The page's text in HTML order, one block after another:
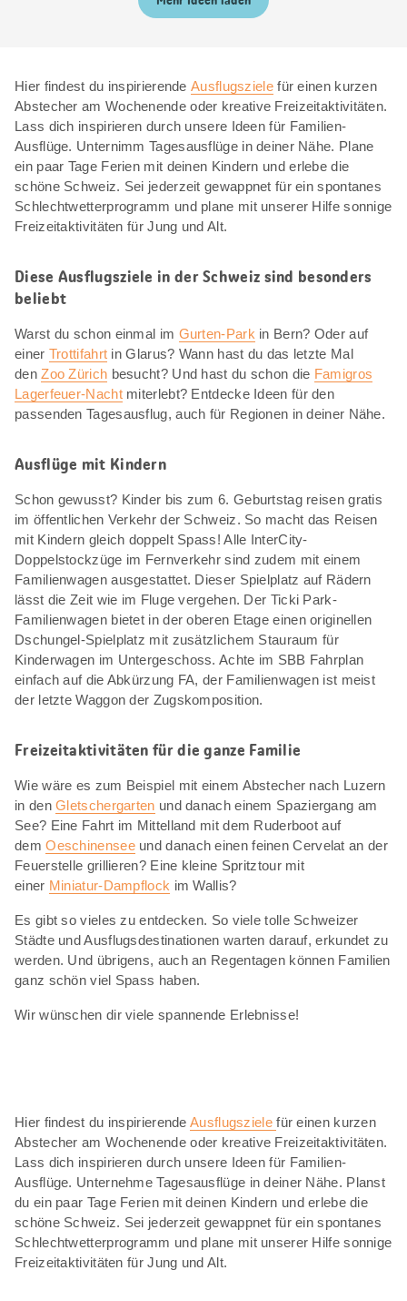
Hier findest du inspirierendeAusflugszielefür einen kurzen
Abstecher am Wochenende oder kreative Freizeitaktivitäten.
Lass dich inspirieren durch unsere Ideen für Familien-
Ausflüge. Unternimm Tagesausflüge in deiner Nähe. Plane
ein paar Tage Ferien mit deinen Kindern und erlebe die
schöne Schweiz. Sei jederzeit gewappnet für ein spontanes
Schlechtwetterprogramm und plane mit unserer Hilfe sonnige
Freizeitaktivitäten für Jung und Alt.
Diese Ausflugsziele in der Schweiz sind besonders
beliebt
Warst du schon einmal im Gurten-Park in Bern? Oder auf
einer Trottifahrt in Glarus? Wann hast du das letzte Mal
denZoo Zürich besucht? Und hast du schon die Famigros
Lagerfeuer-Nachtmiterlebt? Entdecke Ideen für den
passenden Tagesausflug, auch für Regionen in deiner Nähe.
Ausflüge mit Kindern
Schon gewusst? Kinder bis zum 6. Geburtstag reisen gratis
im öffentlichen Verkehr der Schweiz. So macht das Reisen
mit Kindern gleich doppelt Spass! Alle InterCity-
Doppelstockzüge im Fernverkehr sind zudem mit einem
Familienwagen ausgestattet. Dieser Spielplatz auf Rädern
lässt die Zeit wie im Fluge vergehen. Der Ticki Park-
Familienwagen bietet in der oberen Etage einen originellen
Dschungel-Spielplatz mit zusätzlichem Stauraum für
Kinderwagen im Untergeschoss. Achte im SBB Fahrplan
einfach auf die Abkürzung FA, der Familienwagen ist meist
der letzte Waggon der Zugskomposition.
Freizeitaktivitäten für die ganze Familie
Wie wäre es zum Beispiel mit einem Abstecher nach Luzern
in denGletschergarten und danach einem Spaziergang am
See? Eine Fahrt im Mittelland mit dem Ruderboot auf
demOeschinenseeund danach einen feinen Cervelat an der
Feuerstelle grillieren? Eine kleine Spritztour mit
einer Miniatur-Dampflock im Wallis?
Es gibt so vieles zu entdecken. So viele tolle Schweizer
Städte und Ausflugsdestinationen warten darauf, erkundet zu
werden. Und übrigens, auch an Regentagen können Familien
ganz schön viel Spass haben.
Wir wünschen dir viele spannende Erlebnisse!
Hier findest du inspirierendeAusflugszielefür einen kurzen
Abstecher am Wochenende oder kreative Freizeitaktivitäten.
Lass dich inspirieren durch unsere Ideen für Familien-
Ausflüge. Unternehme Tagesausflüge in deiner Nähe. Planst
du ein paar Tage Ferien mit deinen Kindern und erlebe die
schöne Schweiz. Sei jederzeit gewappnet für ein spontanes
Schlechtwetterprogramm und plane mit unserer Hilfe sonnige
Freizeitaktivitäten für Jung und Alt.